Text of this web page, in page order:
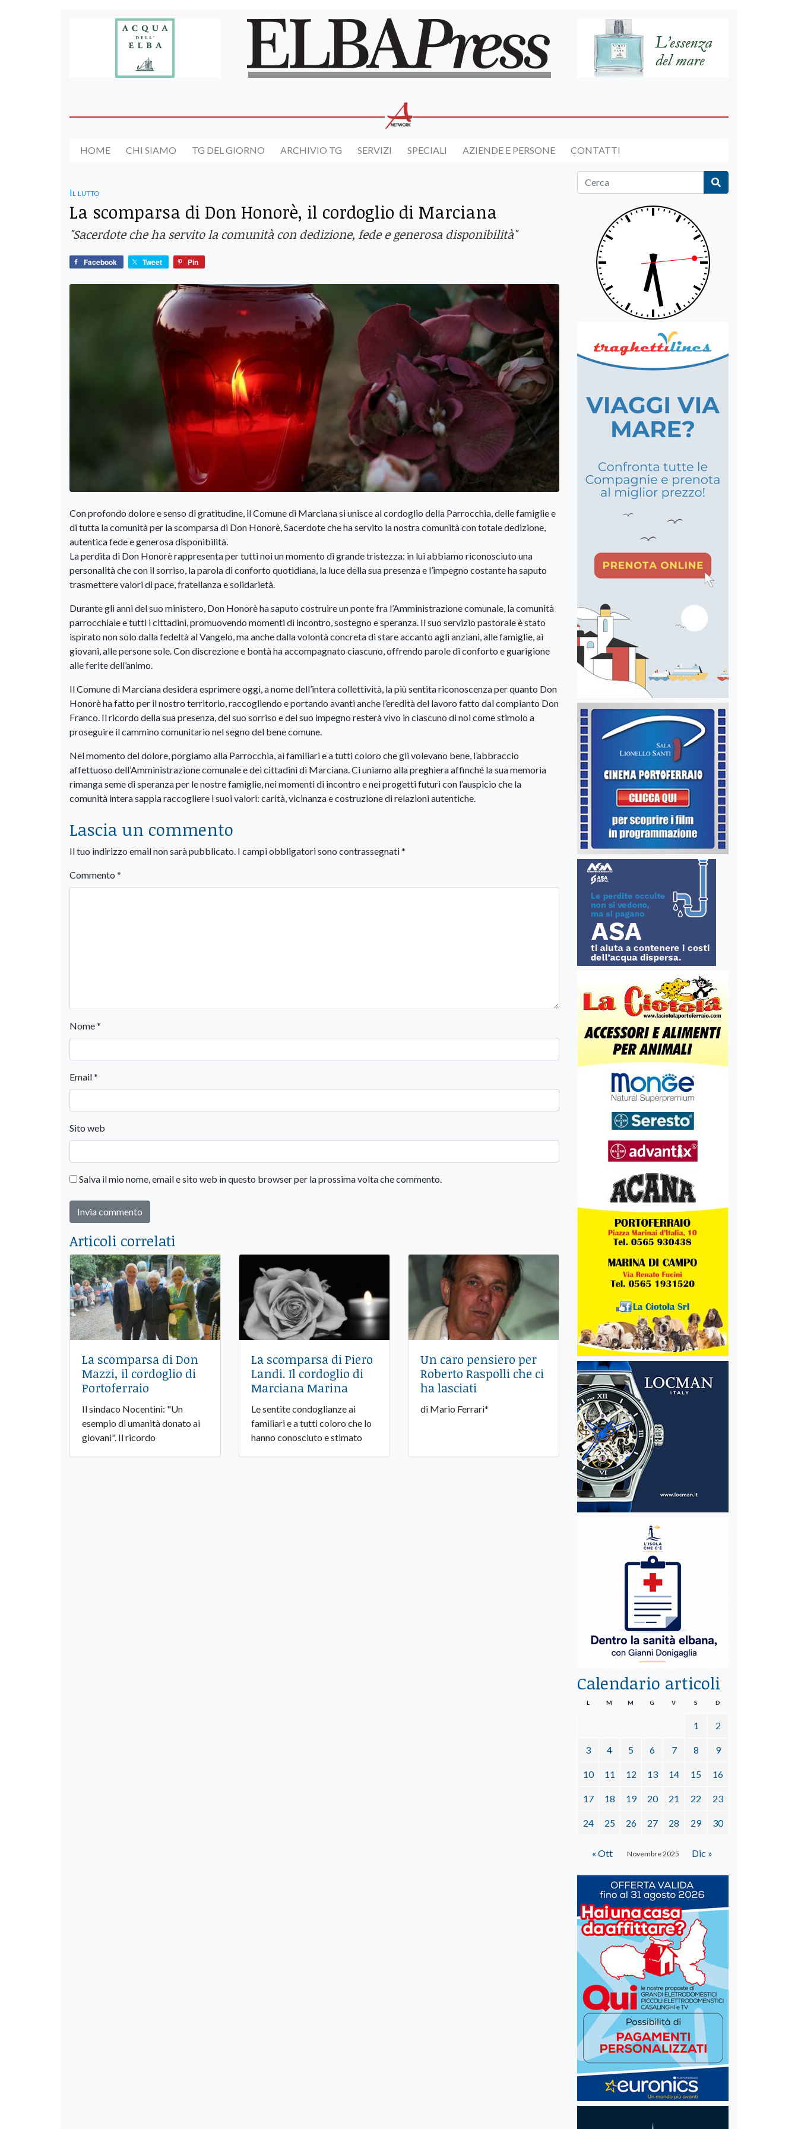
HOME CHI SIAMO TG DEL GIORNO ARCHIVIO TG SERVIZI SPECIALI AZIENDE E PERSONE CONTATTI
Il lutto
La scomparsa di Don Honorè, il cordoglio di Marciana
"Sacerdote che ha servito la comunità con dedizione, fede e generosa disponibilità"
Facebook Tweet Pin
Con profondo dolore e senso di gratitudine, il Comune di Marciana si unisce al cordoglio della Parrocchia, delle famiglie e
di tutta la comunità per la scomparsa di Don Honorè, Sacerdote che ha servito la nostra comunità con totale dedizione,
autentica fede e generosa disponibilità.
La perdita di Don Honorè rappresenta per tutti noi un momento di grande tristezza: in lui abbiamo riconosciuto una
personalità che con il sorriso, la parola di conforto quotidiana, la luce della sua presenza e l’impegno costante ha saputo
trasmettere valori di pace, fratellanza e solidarietà.
Durante gli anni del suo ministero, Don Honorè ha saputo costruire un ponte fra l’Amministrazione comunale, la comunità
parrocchiale e tutti i cittadini, promuovendo momenti di incontro, sostegno e speranza. Il suo servizio pastorale è stato
ispirato non solo dalla fedeltà al Vangelo, ma anche dalla volontà concreta di stare accanto agli anziani, alle famiglie, ai
giovani, alle persone sole. Con discrezione e bontà ha accompagnato ciascuno, offrendo parole di conforto e guarigione
alle ferite dell’animo.
Il Comune di Marciana desidera esprimere oggi, a nome dell’intera collettività, la più sentita riconoscenza per quanto Don
Honorè ha fatto per il nostro territorio, raccogliendo e portando avanti anche l’eredità del lavoro fatto dal compianto Don
Franco. Il ricordo della sua presenza, del suo sorriso e del suo impegno resterà vivo in ciascuno di noi come stimolo a
proseguire il cammino comunitario nel segno del bene comune.
Nel momento del dolore, porgiamo alla Parrocchia, ai familiari e a tutti coloro che gli volevano bene, l’abbraccio
affettuoso dell’Amministrazione comunale e dei cittadini di Marciana. Ci uniamo alla preghiera affinché la sua memoria
rimanga seme di speranza per le nostre famiglie, nei momenti di incontro e nei progetti futuri con l’auspicio che la
comunità intera sappia raccogliere i suoi valori: carità, vicinanza e costruzione di relazioni autentiche.
Lascia un commento
Il tuo indirizzo email non sarà pubblicato. I campi obbligatori sono contrassegnati*
Commento *
Nome*
Email*
Sito web
Salva il mio nome, email e sito web in questo browser per la prossima volta che commento.
Articoli correlati
La scomparsa di Don
Mazzi, il cordoglio di
Portoferraio
Il sindaco Nocentini: "Un
esempio di umanità donato ai
giovani". Il ricordo
La scomparsa di Piero
Landi. Il cordoglio di
Marciana Marina
Le sentite condoglianze ai
familiari e a tutti coloro che lo
hanno conosciuto e stimato
Un caro pensiero per
Roberto Raspolli che ci
ha lasciati
di Mario Ferrari*
Calendario articoli
Novembre 2025
L M M G V S D
1 2
3 4 5 6 7 8 9
10 11 12 13 14 15 16
17 18 19 20 21 22 23
24 25 26 27 28 29 30
« Ott Dic »